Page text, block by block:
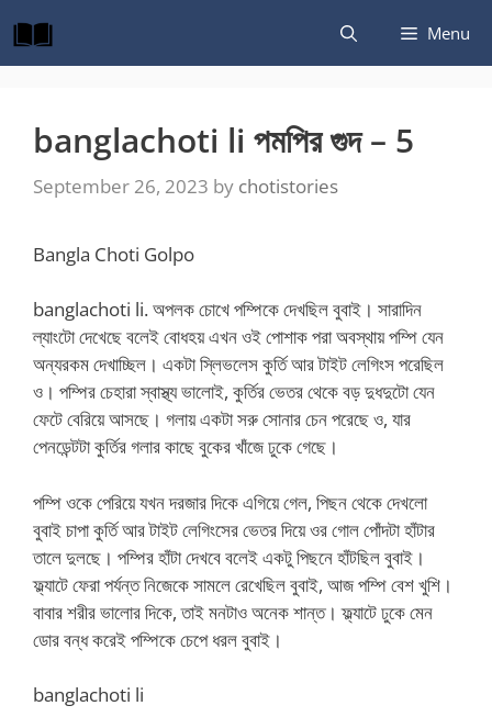
to
content
Menu
banglachoti li পমপির গুদ – 5
September 26, 2023 by chotistories
Bangla Choti Golpo
banglachoti li. অপলক চোখে পম্পিকে দেখছিল বুবাই। সারাদিন
ল্যাংটো দেখেছে বলেই বোধহয় এখন ওই পোশাক পরা অবস্থায় পম্পি যেন
অন্যরকম দেখাচ্ছিল। একটা স্লিভলেস কুর্তি আর টাইট লেগিংস পরেছিল
ও। পম্পির চেহারা স্বাস্থ্য ভালোই, কুর্তির ভেতর থেকে বড় দুধদুটো যেন
ফেটে বেরিয়ে আসছে। গলায় একটা সরু সোনার চেন পরেছে ও, যার
পেনডেন্টটা কুর্তির গলার কাছে বুকের খাঁজে ঢুকে গেছে।
পম্পি ওকে পেরিয়ে যখন দরজার দিকে এগিয়ে গেল, পিছন থেকে দেখলো
বুবাই চাপা কুর্তি আর টাইট লেগিংসের ভেতর দিয়ে ওর গোল পোঁদটা হাঁটার
তালে দুলছে। পম্পির হাঁটা দেখবে বলেই একটু পিছনে হাঁটছিল বুবাই।
ফ্ল্যাটে ফেরা পর্যন্ত নিজেকে সামলে রেখেছিল বুবাই, আজ পম্পি বেশ খুশি।
বাবার শরীর ভালোর দিকে, তাই মনটাও অনেক শান্ত। ফ্ল্যাটে ঢুকে মেন
ডোর বন্ধ করেই পম্পিকে চেপে ধরল বুবাই।
banglachoti li